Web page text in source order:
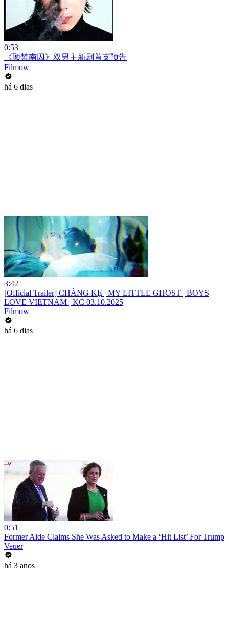
0:53
《顾禁南囚》双男主新剧首支预告
Filmow
há 6 dias
3:42
[Official Trailer] CHÀNG KẸ | MY LITTLE GHOST | BOYS
LOVE VIETNAM | KC 03.10.2025
Filmow
há 6 dias
0:51
Former Aide Claims She Was Asked to Make a ‘Hit List’ For Trump
Veuer
há 3 anos